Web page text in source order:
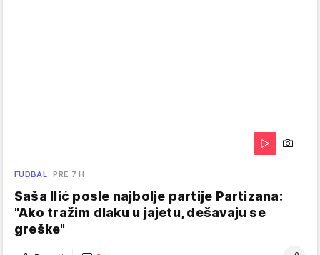
FUDBAL PRE 7 H
Saša Ilić posle najbolje partije Partizana:
"Ako tražim dlaku u jajetu, dešavaju se
greške"